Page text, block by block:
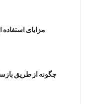
مزایای
چگونه از طریق